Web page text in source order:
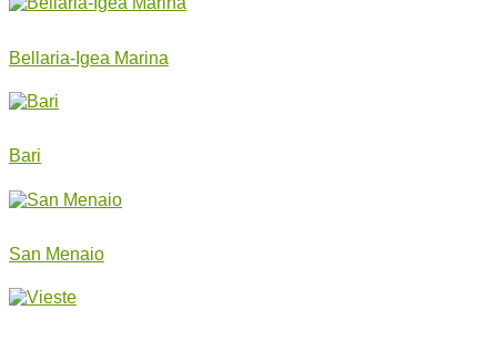
Bellaria-Igea Marina
Bari
San Menaio